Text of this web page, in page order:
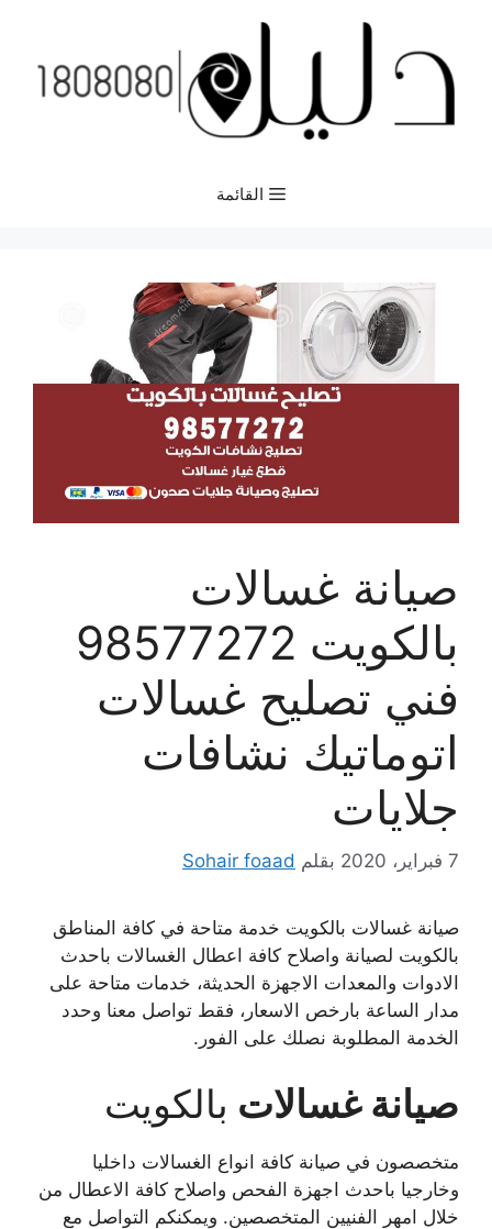
المحتوى
القائمة
صيانة غسالات
بالكويت 98577272
فني تصليح غسالات
اتوماتيك نشافات
جلايات
7 فبراير، 2020 بقلم Sohair foaad
صيانة غسالات بالكويت خدمة متاحة في كافة المناطق
بالكويت لصيانة واصلاح كافة اعطال الغسالات باحدث
الادوات والمعدات الاجهزة الحديثة، خدمات متاحة على
مدار الساعة بارخص الاسعار، فقط تواصل معنا وحدد
الخدمة المطلوبة نصلك على الفور.
صيانة غسالات بالكويت
متخصصون في صيانة كافة انواع الغسالات داخليا
وخارجيا باحدث اجهزة الفحص واصلاح كافة الاعطال من
خلال امهر الفنيين المتخصصين. ويمكنكم التواصل مع